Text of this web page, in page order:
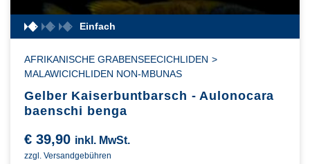
Einfach
AFRIKANISCHE GRABENSEECICHLIDEN >
MALAWICICHLIDEN NON-MBUNAS
Gelber Kaiserbuntbarsch - Aulonocara
baenschi benga
€ 39,90 inkl. MwSt.
zzgl. Versandgebühren